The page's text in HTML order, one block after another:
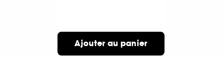
Ajouter au panier